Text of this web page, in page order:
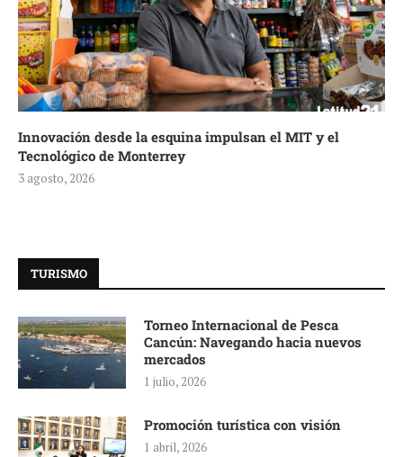
Innovación desde la esquina impulsan el MIT y el
Tecnológico de Monterrey
3 agosto, 2026
TURISMO
Torneo Internacional de Pesca
Cancún: Navegando hacia nuevos
mercados
1 julio, 2026
Promoción turística con visión
1 abril, 2026